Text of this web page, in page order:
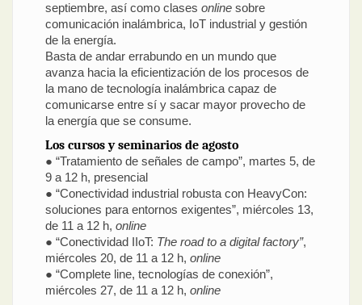
septiembre, así como clases online sobre
comunicación inalámbrica, IoT industrial y gestión
de la energía.
Basta de andar errabundo en un mundo que
avanza hacia la eficientización de los procesos de
la mano de tecnología inalámbrica capaz de
comunicarse entre sí y sacar mayor provecho de
la energía que se consume.
Los cursos y seminarios de agosto
● “Tratamiento de señales de campo”, martes 5, de
9 a 12 h, presencial
● “Conectividad industrial robusta con HeavyCon:
soluciones para entornos exigentes”, miércoles 13,
de 11 a 12 h, online
● “Conectividad IIoT: The road to a digital factory”,
miércoles 20, de 11 a 12 h, online
● “Complete line, tecnologías de conexión”,
miércoles 27, de 11 a 12 h, online